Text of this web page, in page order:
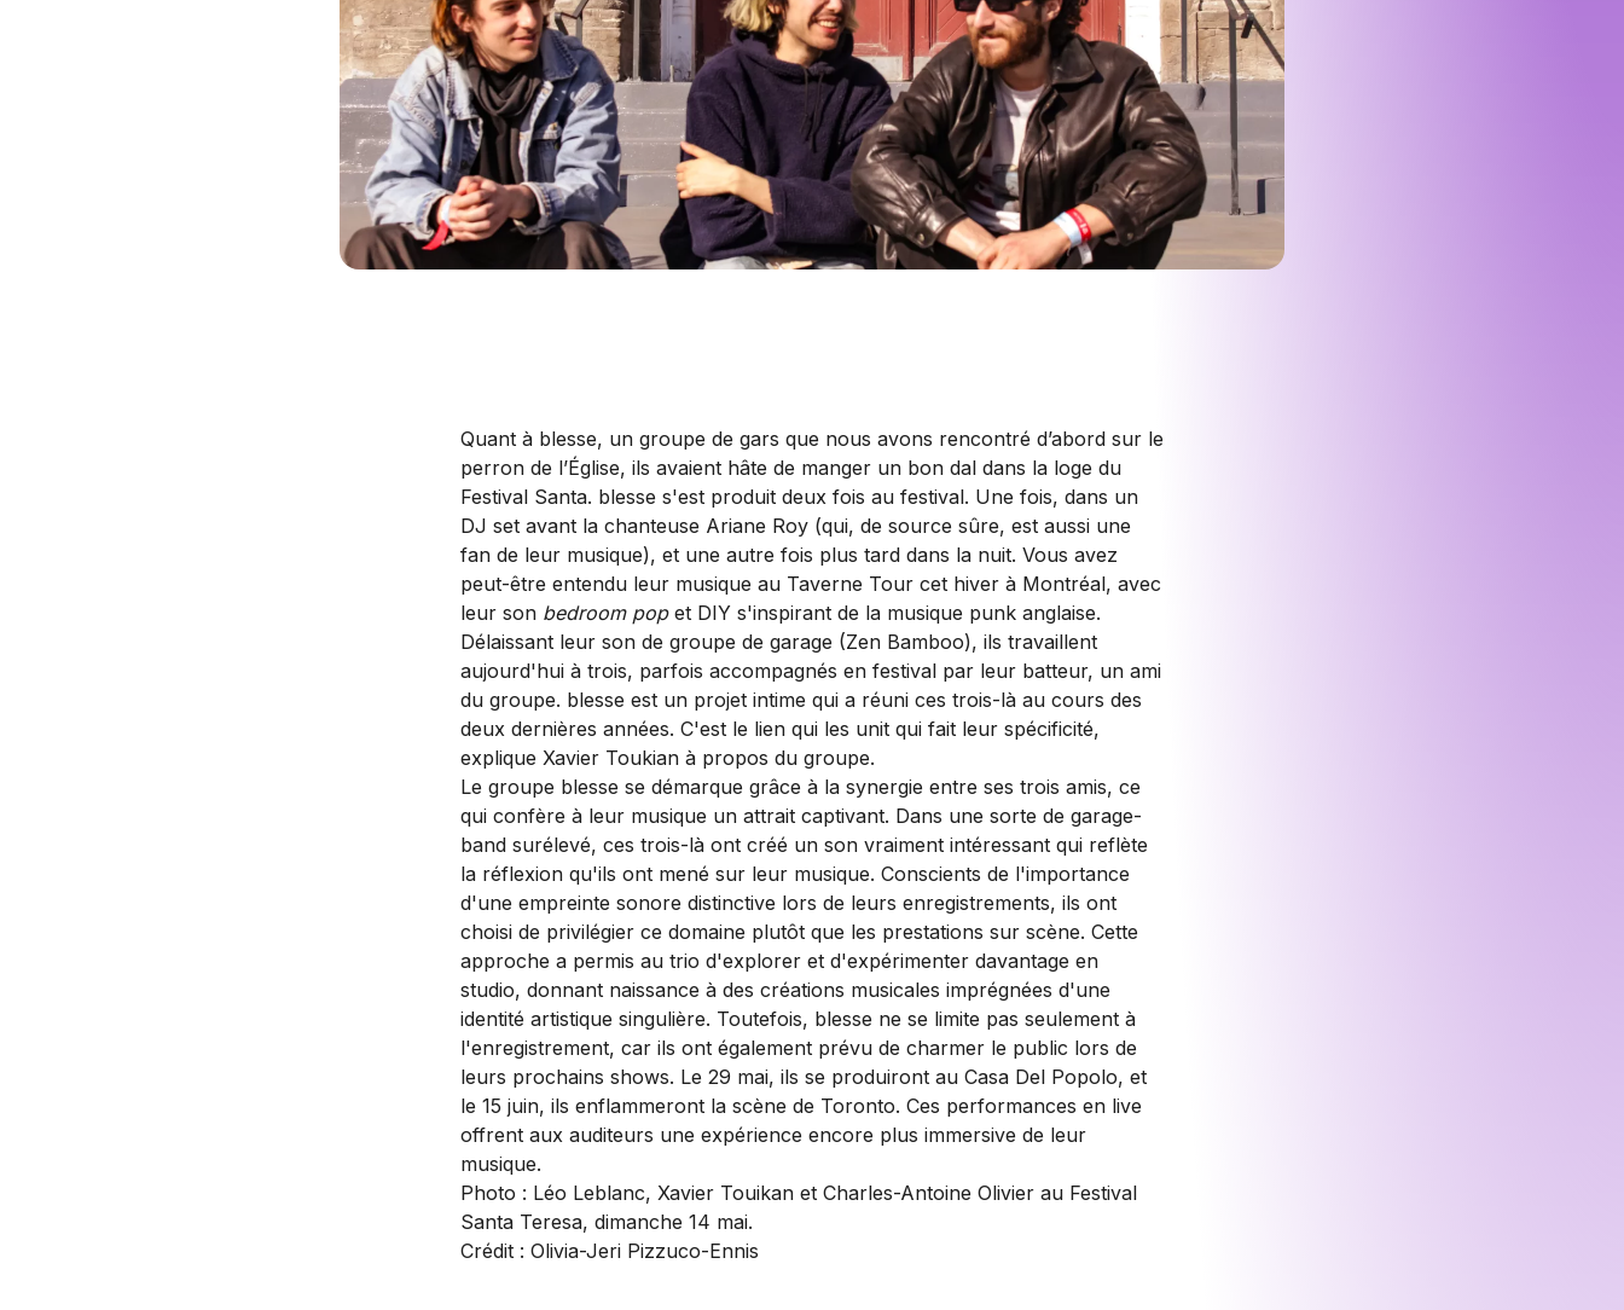
Quant à blesse, un groupe de gars que nous avons rencontré d’abord sur le
perron de l’Église, ils avaient hâte de manger un bon dal dans la loge du
Festival Santa. blesse s'est produit deux fois au festival. Une fois, dans un
DJ set avant la chanteuse Ariane Roy (qui, de source sûre, est aussi une
fan de leur musique), et une autre fois plus tard dans la nuit. Vous avez
peut-être entendu leur musique au Taverne Tour cet hiver à Montréal, avec
leur son bedroom popet DIY s'inspirant de la musique punk anglaise.
Délaissant leur son de groupe de garage (Zen Bamboo), ils travaillent
aujourd'hui à trois, parfois accompagnés en festival par leur batteur, un ami
du groupe. blesse est un projet intime qui a réuni ces trois-là au cours des
deux dernières années. C'est le lien qui les unit qui fait leur spécificité,
explique Xavier Toukian à propos du groupe.
Le groupe blesse se démarque grâce à la synergie entre ses trois amis, ce
qui confère à leur musique un attrait captivant. Dans une sorte de garage-
band surélevé, ces trois-là ont créé un son vraiment intéressant qui reflète
la réflexion qu'ils ont mené sur leur musique. Conscients de l'importance
d'une empreinte sonore distinctive lors de leurs enregistrements, ils ont
choisi de privilégier ce domaine plutôt que les prestations sur scène. Cette
approche a permis au trio d'explorer et d'expérimenter davantage en
studio, donnant naissance à des créations musicales imprégnées d'une
identité artistique singulière. Toutefois, blesse ne se limite pas seulement à
l'enregistrement, car ils ont également prévu de charmer le public lors de
leurs prochains shows. Le 29 mai, ils se produiront au Casa Del Popolo, et
le 15 juin, ils enflammeront la scène de Toronto. Ces performances en live
offrent aux auditeurs une expérience encore plus immersive de leur
musique.
Photo : Léo Leblanc, Xavier Touikan et Charles-Antoine Olivier au Festival
Santa Teresa, dimanche 14 mai.
Crédit : Olivia-Jeri Pizzuco-Ennis